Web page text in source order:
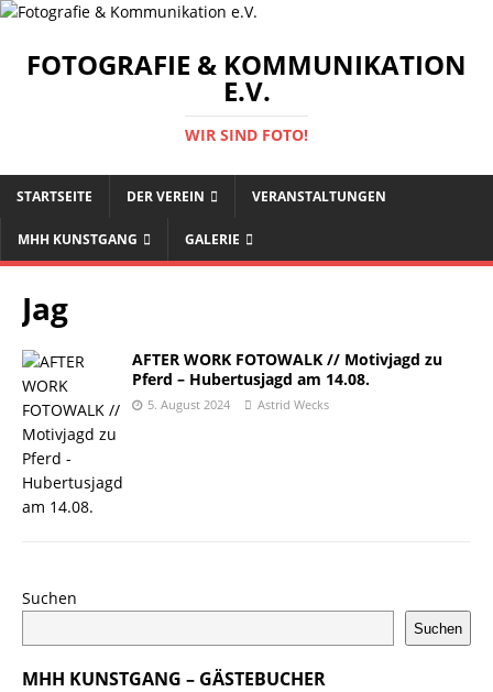
FOTOGRAFIE & KOMMUNIKATION
E.V.
WIR SIND FOTO!
STARTSEITE DER VEREIN VERANSTALTUNGEN
MHH KUNSTGANG GALERIE
Jag
AFTER WORK FOTOWALK // Motivjagd zu
Pferd – Hubertusjagd am 14.08.
5. August 2024 Astrid Wecks
Suchen
Suchen
MHH KUNSTGANG – GÄSTEBUCHER